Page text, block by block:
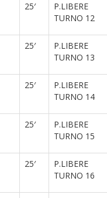
25′
P.LIBERE
TURNO 12
25′
P.LIBERE
TURNO 13
25′
P.LIBERE
TURNO 14
25′
P.LIBERE
TURNO 15
25′
P.LIBERE
TURNO 16